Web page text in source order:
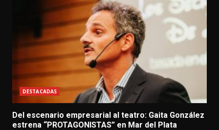
DESTACADAS
Del escenario empresarial al teatro: Gaita González
estrena “PROTAGONISTAS” en Mar del Plata